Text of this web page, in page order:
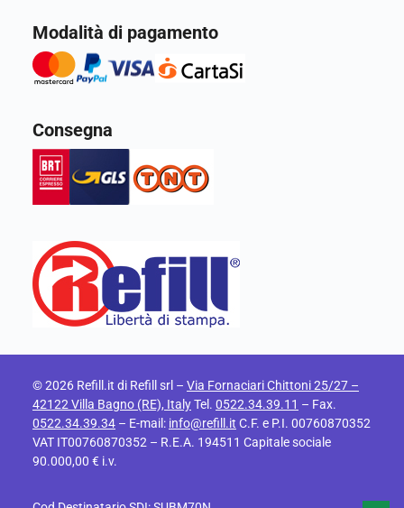
Modalità di pagamento
Consegna
© 2026 Refill.it di Refill srl – Via Fornaciari Chittoni 25/27 –
42122 Villa Bagno (RE), ItalyTel. 0522.34.39.11 – Fax.
0522.34.39.34 – E-mail: info@refill.it C.F. e P.I. 00760870352
VAT IT00760870352 – R.E.A. 194511 Capitale sociale
90.000,00 € i.v.